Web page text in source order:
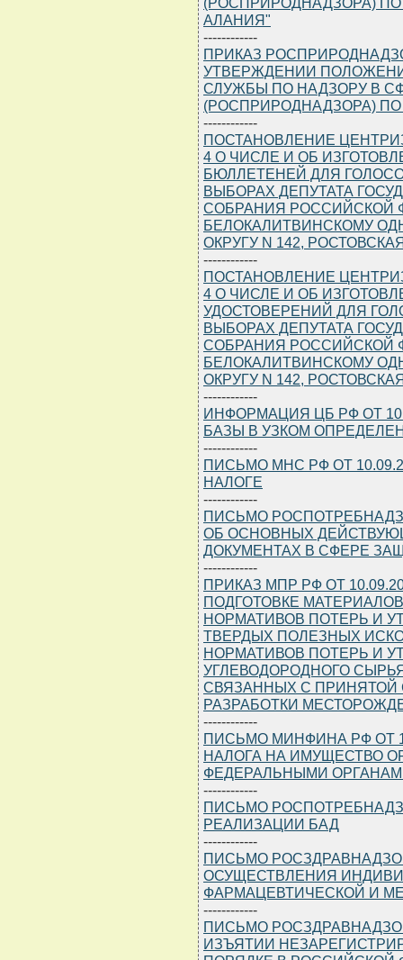
АЛАНИЯ"
------------
ПРИКАЗ
УТВЕРЖДЕНИИ
СЛУЖБЫ ПО НАДЗОРУ В
(РОСПРИРОДНАДЗОРА)
------------
ПОСТАНОВЛЕНИЕ
4 О ЧИСЛЕ И ОБ
БЮЛЛЕТЕНЕЙ ДЛЯ
ВЫБОРАХ ДЕПУТАТА
СОБРАНИЯ РОССИЙСКОЙ
БЕЛОКАЛИТВИНСКОМУ
ОКРУГУ N 142,
------------
ПОСТАНОВЛЕНИЕ
4 О ЧИСЛЕ И ОБ
УДОСТОВЕРЕНИЙ ДЛЯ
ВЫБОРАХ ДЕПУТАТА
СОБРАНИЯ РОССИЙСКОЙ
БЕЛОКАЛИТВИНСКОМУ
ОКРУГУ N 142,
------------
ИНФОРМАЦИЯ ЦБ РФ ОТ
БАЗЫ В УЗКОМ
------------
ПИСЬМО МНС РФ ОТ
НАЛОГЕ
------------
ПИСЬМО
ОБ ОСНОВНЫХ
ДОКУМЕНТАХ В СФЕРЕ
------------
ПРИКАЗ МПР РФ ОТ
ПОДГОТОВКЕ
НОРМАТИВОВ ПОТЕРЬ И
ТВЕРДЫХ ПОЛЕЗНЫХ
НОРМАТИВОВ ПОТЕРЬ И
УГЛЕВОДОРОДНОГО
СВЯЗАННЫХ С ПРИНЯТОЙ
РАЗРАБОТКИ
------------
ПИСЬМО МИНФИНА РФ ОТ
НАЛОГА НА ИМУЩЕСТВО
ФЕДЕРАЛЬНЫМИ
------------
ПИСЬМО
РЕАЛИЗАЦИИ БАД
------------
ПИСЬМО
ОСУЩЕСТВЛЕНИЯ
ФАРМАЦЕВТИЧЕСКОЙ И
------------
ПИСЬМО
ИЗЪЯТИИ